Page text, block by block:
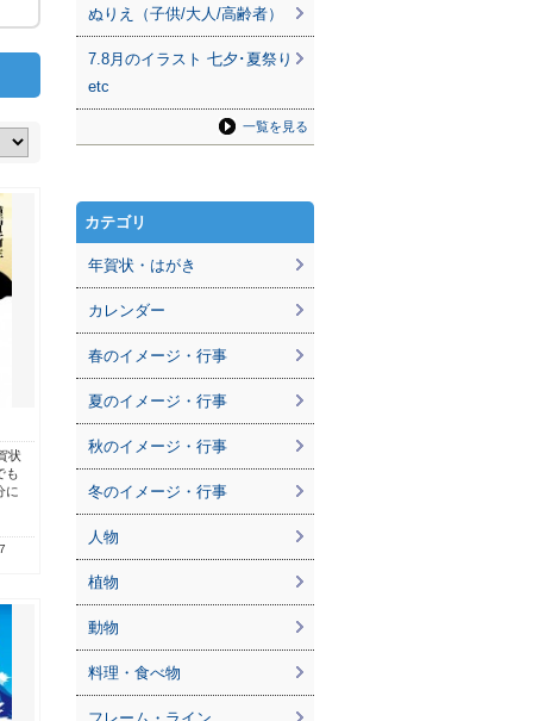
状
も
に
ぬりえ（子供/大人/高齢者）
7.8月のイラスト 七夕･夏祭り
etc
一覧を見る
カテゴリ
年賀状・はがき
カレンダー
春のイメージ・行事
夏のイメージ・行事
秋のイメージ・行事
冬のイメージ・行事
人物
植物
動物
料理・食べ物